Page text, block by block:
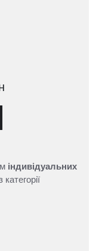
індивідуальних